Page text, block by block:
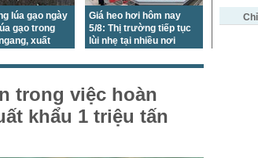
lúa gạo ngày
gạo trong
xuất
Giá heo hơi hôm nay
5/8: Thị trường tiếp tục
lùi nhẹ tại nhiều nơi
trong việc hoàn
khẩu 1 triệu tấn
US